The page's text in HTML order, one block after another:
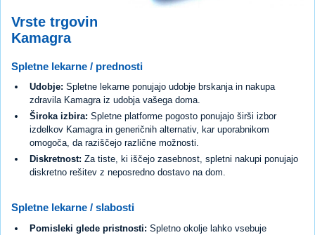
Vrste trgovin
Kamagra
Spletne lekarne / prednosti
Udobje: Spletne lekarne ponujajo udobje brskanja in nakupa
zdravila Kamagra iz udobja vašega doma.
Široka izbira: Spletne platforme pogosto ponujajo širši izbor
izdelkov Kamagra in generičnih alternativ, kar uporabnikom
omogoča, da raziščejo različne možnosti.
Diskretnost: Za tiste, ki iščejo zasebnost, spletni nakupi ponujajo
diskretno rešitev z neposredno dostavo na dom.
Spletne lekarne / slabosti
Pomisleki glede pristnosti: Spletno okolje lahko vsebuje